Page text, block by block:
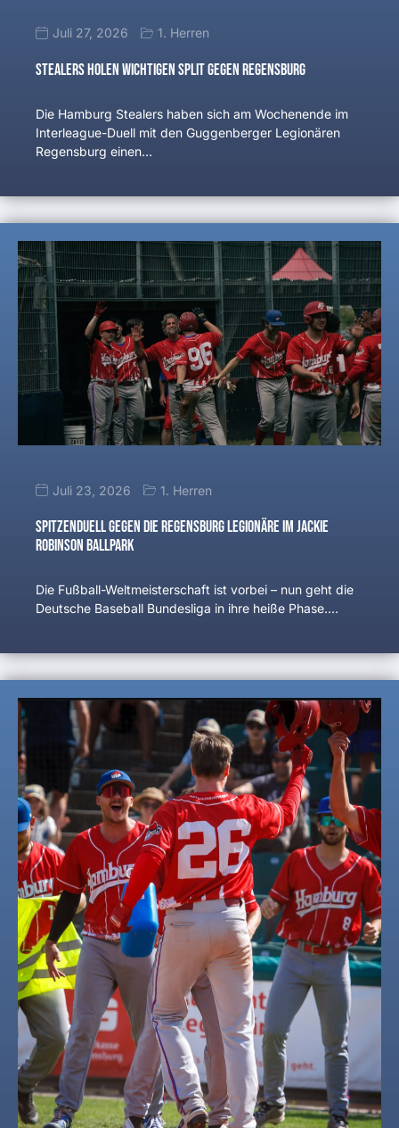
Juli 27, 2026 1. Herren
Stealers holen wichtigen Split gegen Regensburg
Die Hamburg Stealers haben sich am Wochenende im
Interleague-Duell mit den Guggenberger Legionären
Regensburg einen…
Juli 23, 2026 1. Herren
Spitzenduell gegen die Regensburg Legionäre im Jackie
Robinson Ballpark
Die Fußball-Weltmeisterschaft ist vorbei – nun geht die
Deutsche Baseball Bundesliga in ihre heiße Phase.…